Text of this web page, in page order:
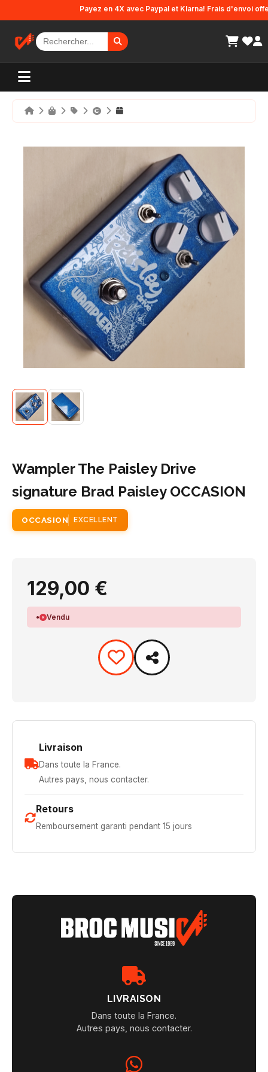
Payez en 4X avec Paypal et Klarna! Frais d'envoi
Wampler The Paisley Drive
signature Brad Paisley OCCASION
OCCASION EXCELLENT
129,00 €
Vendu
Livraison
Dans toute la France.
Autres pays, nous contacter.
Retours
Remboursement garanti pendant 15 jours
LIVRAISON
Dans toute la France.
Autres pays, nous contacter.
Panneau de gestion des cookies